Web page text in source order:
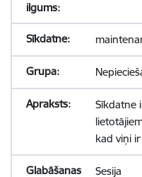
Sīkdatne
kad viņi
Sesija